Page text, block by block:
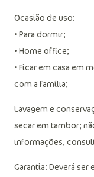
Ocasião de uso:
• Para dormir;
• Home office;
• Ficar em casa em
com a família;
Lavagem e
secar em tambor;
informações,
Garantia: Deverá